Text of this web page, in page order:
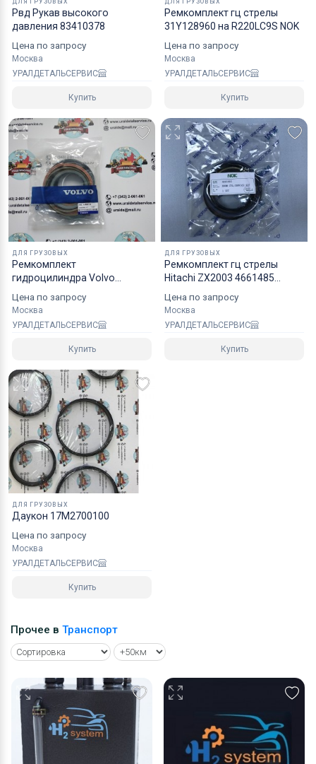
надежным уровнем защиты.
мероприятия по оформлению документов и
перевозке вашего заказа в любой регион РФ, в
Рвд Рукав высокого
давления 83410378
Цена по запросу
Москва
УРАЛДЕТАЛЬСЕРВИС
Купить
Ремкомплект гц стрелы
31Y128960 на R220LC9S NOK
Цена по запросу
Москва
УРАЛДЕТАЛЬСЕРВИС
Купить
ДЛЯ ГРУЗОВЫХ
Ремкомплект
гидроцилиндра Volvo
Цена по запросу
Москва
УРАЛДЕТАЛЬСЕРВИС
Купить
ДЛЯ ГРУЗОВЫХ
Ремкомплект гц стрелы
Hitachi ZX2003 4661485
Цена по запросу
Москва
УРАЛДЕТАЛЬСЕРВИС
Купить
ДЛЯ ГРУЗОВЫХ
Даукон 17M2700100
Цена по запросу
Москва
УРАЛДЕТАЛЬСЕРВИС
Купить
Прочее в Транспорт